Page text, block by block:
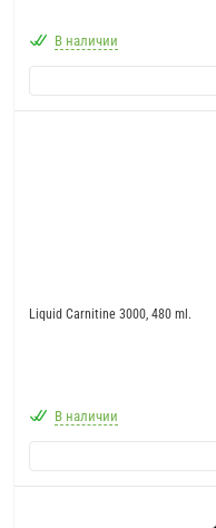
В наличии
Liquid Carnitine 3000, 480 ml.
В наличии